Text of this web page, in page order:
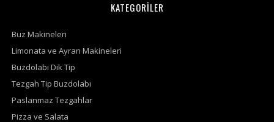
KATEGORİLER
Buz Makineleri
Limonata ve Ayran Makineleri
Buzdolabı Dik Tip
Tezgah Tip Buzdolabı
Paslanmaz Tezgahlar
Pizza ve Salata